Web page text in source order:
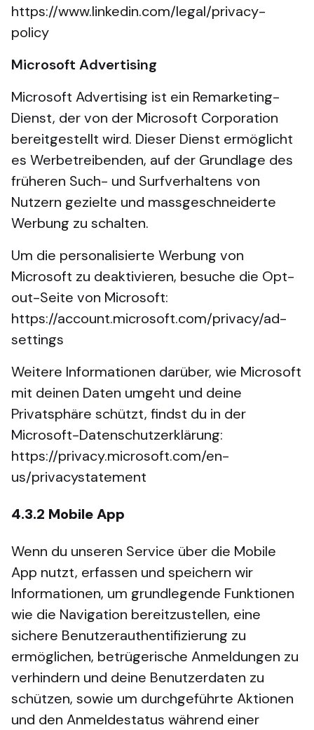
https://www.linkedin.com/legal/privacy-
policy
Microsoft Advertising
Microsoft Advertising ist ein Remarketing-
Dienst, der von der Microsoft Corporation
bereitgestellt wird. Dieser Dienst ermöglicht
es Werbetreibenden, auf der Grundlage des
früheren Such- und Surfverhaltens von
Nutzern gezielte und massgeschneiderte
Werbung zu schalten.
Um die personalisierte Werbung von
Microsoft zu deaktivieren, besuche die Opt-
out-Seite von Microsoft:
https://account.microsoft.com/privacy/ad-
settings
Weitere Informationen darüber, wie Microsoft
mit deinen Daten umgeht und deine
Privatsphäre schützt, findst du in der
Microsoft-Datenschutzerklärung:
https://privacy.microsoft.com/en-
us/privacystatement
4.3.2 Mobile App
Wenn du unseren Service über die Mobile
App nutzt, erfassen und speichern wir
Informationen, um grundlegende Funktionen
wie die Navigation bereitzustellen, eine
sichere Benutzerauthentifizierung zu
ermöglichen, betrügerische Anmeldungen zu
verhindern und deine Benutzerdaten zu
schützen, sowie um durchgeführte Aktionen
und den Anmeldestatus während einer